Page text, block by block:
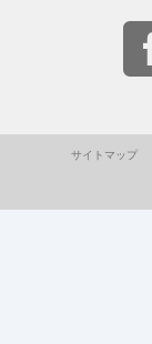
サイトマップ